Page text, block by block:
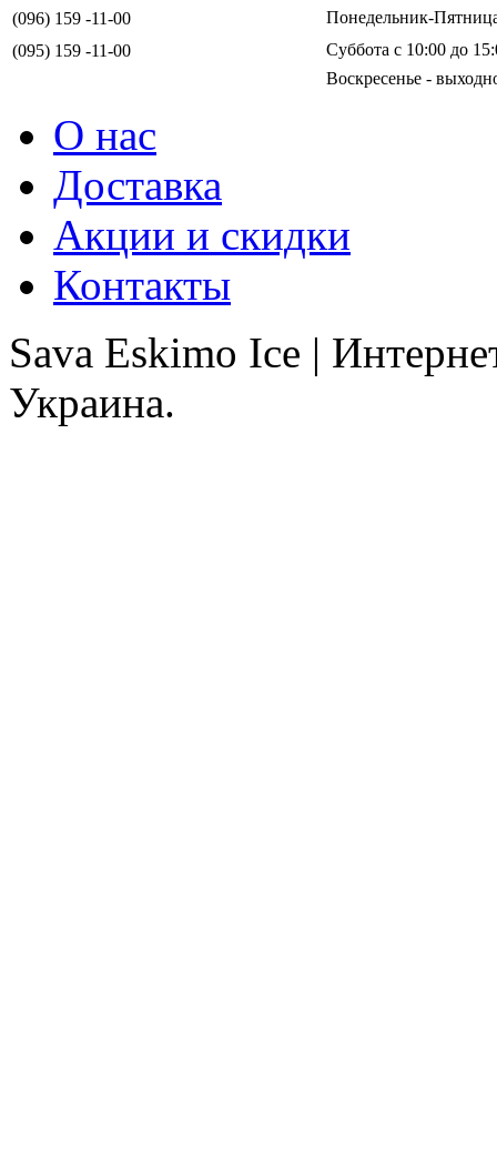
(096) 159 -11-00
Понедельник-
(095) 159 -11-00
Суббота с 10:00 до
Воскресенье -
О нас
Доставка
Акции и скидки
Контакты
Sava Eskimo Ice |
Украина.